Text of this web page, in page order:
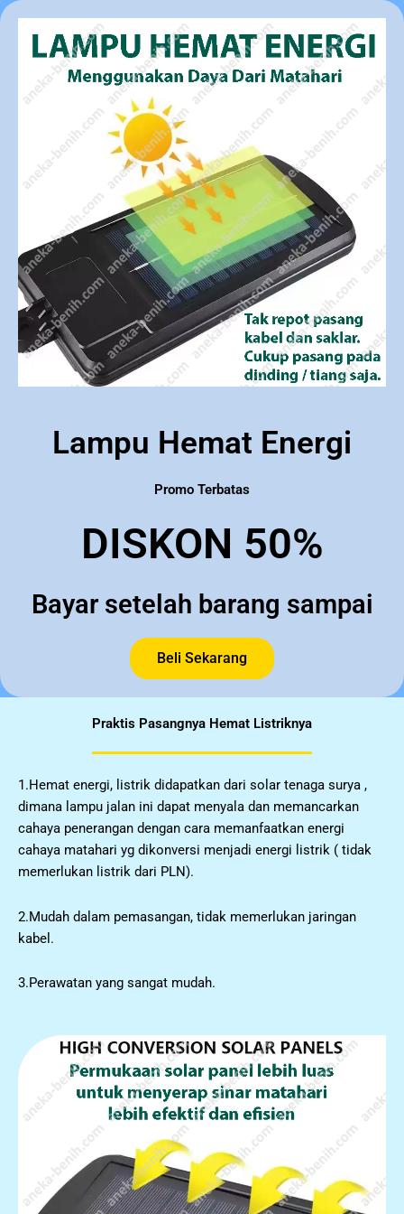
Lampu Hemat Energi
Promo Terbatas
DISKON 50%
Bayar setelah barang sampai
Beli Sekarang
Praktis Pasangnya Hemat Listriknya
1.Hemat energi, listrik didapatkan dari solar tenaga surya ,
dimana lampu jalan ini dapat menyala dan memancarkan
cahaya penerangan dengan cara memanfaatkan energi
cahaya matahari yg dikonversi menjadi energi listrik ( tidak
memerlukan listrik dari PLN).
2.Mudah dalam pemasangan, tidak memerlukan jaringan
kabel.
3.Perawatan yang sangat mudah.